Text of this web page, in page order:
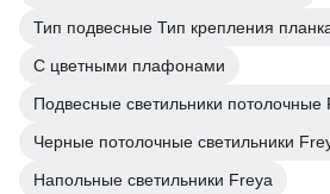
Тип подвесные Тип крепления
С цветными плафонами
Подвесные светильники потолочные
Черные потолочные светильники
Напольные светильники Freya